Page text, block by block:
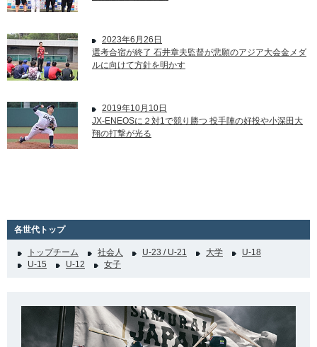
2023年6月26日
選考合宿が終了 石井章夫監督が悲願のアジア大会金メダ
ルに向けて方針を明かす
2019年10月10日
JX-ENEOSに２対1で競り勝つ 投手陣の好投や小深田大
翔の打撃が光る
各世代トップ
トップチーム 社会人 U-23 / U-21 大学
U-18
U-15
U-12 女子